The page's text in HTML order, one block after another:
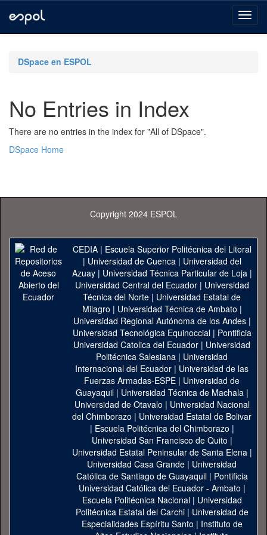
navigationDSpace en ESPOL
No Entries in Index
There are no entries in the index for "All of DSpace".
DSpace Home
Copyright 2024 ESPOL
CEDIA| Escuela Superior Politécnica del Litoral
| Universidad de Cuenca| Universidad del
Azuay| Universidad Técnica Particular de Loja|
Universidad Central del Ecuador| Universidad
Técnica del Norte | Universidad Estatal de
Milagro | Universidad Técnica de Ambato |
Universidad Regional Autónoma de los Andes|
Universidad Tecnológica Equinoccial| Pontificia
Universidad Catolica del Ecuador | Universidad
Politécnica Salesiana | Universidad
Internacional del Ecuador | Universidad de las
Fuerzas Armadas-ESPE | Universidad de
Guayaquil| Universidad Técnica de Machala|
Universidad de Otavalo | Universidad Nacional
del Chimborazo | Universidad Estatal de Bolivar
| Escuela Politécnica del Chimborazo |
Universidad San Francisco de Quito |
Universidad Estatal Peninsular de Santa Elena|
Universidad Casa Grande | Universidad
Católica de Santiago de Guayaquil| Pontificia
Universidad Católica del Ecuador - Ambato |
Escuela Politécnica Nacional| Universidad
Politécnica Estatal del Carchi| Universidad de
Especialidades Espíritu Santo | Instituto de